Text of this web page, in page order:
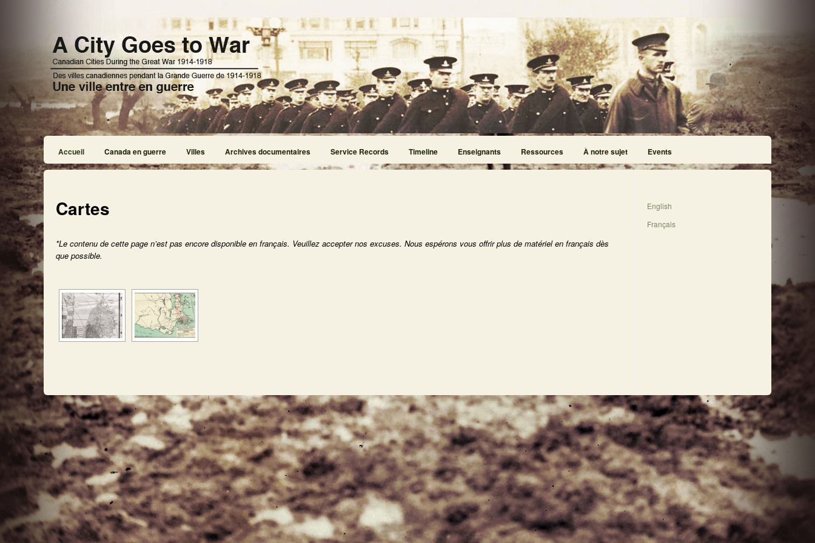
Accueil Canada en guerre Villes Archives documentaires Service Records Timeline Enseignants Ressources À notre sujet Events
Cartes
*Le contenu de cette page n’est pas encore disponible en français. Veuillez accepter nos excuses. Nous espérons vous offrir plus de matériel en français dès
que possible.
English
Français